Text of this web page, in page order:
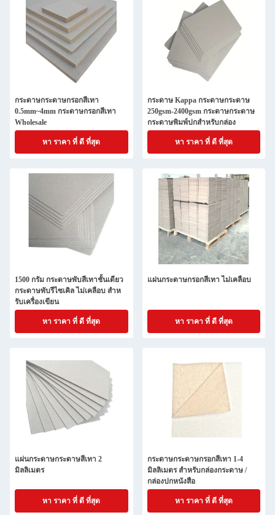
กระดาษกระดาษกรอกสีเทา
0.5mm~4mm กระดาษกรอกสีเทา
Wholesale
หา ราคา ที่ ดี ที่สุด
กระดาษ Kappa กระดาษกระดาษ
250gsm-2400gsm กระดาษกระดาษ
กระดาษพิมพ์ปกสําหรับกล่อง
หา ราคา ที่ ดี ที่สุด
1500 กรัม กระดาษพับสีเทาชั้นเดียว
กระดาษพับรีไซเคิล ไม่เคลือบ สําห
รับเครื่องเขียน
หา ราคา ที่ ดี ที่สุด
แผ่นกระดาษกรอกสีเทา ไม่เคลือบ
หา ราคา ที่ ดี ที่สุด
แผ่นกระดาษกระดาษสีเทา 2
มิลลิเมตร
หา ราคา ที่ ดี ที่สุด
กระดาษกระดาษกรอกสีเทา 1-4
มิลลิเมตร สําหรับกล่องกระดาษ /
กล่องปกหนังสือ
หา ราคา ที่ ดี ที่สุด